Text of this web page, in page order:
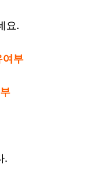
요.
여부
.